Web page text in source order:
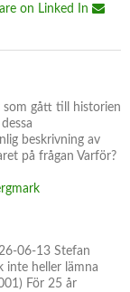
on Linked In
som gått till historien
beskrivning av
på frågan Varför?
06-13 Stefan
inte heller lämna
För 25 år